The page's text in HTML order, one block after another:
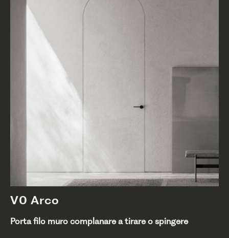
V0 Arco
Porta filo muro complanare a tirare o spingere